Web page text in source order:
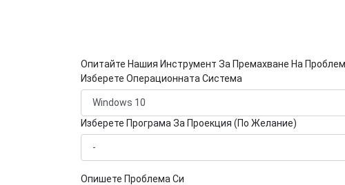
Опитайте Нашия Инструмент За Премахване На
Изберете Операционната Система
Изберете Програма За Проекция (По Желание)
Опишете Проблема Си